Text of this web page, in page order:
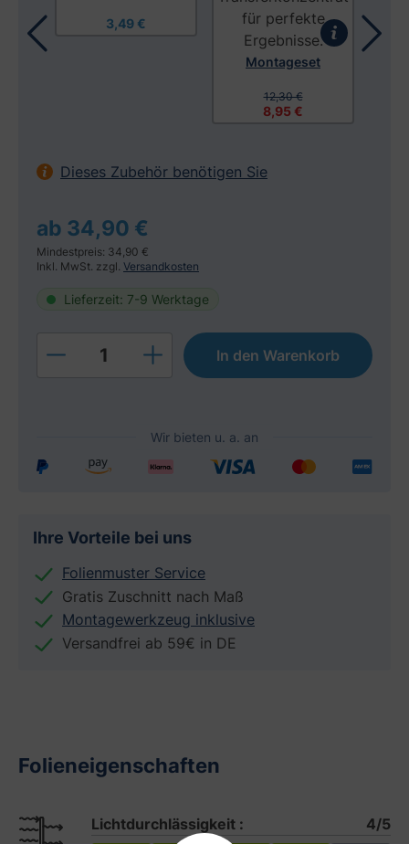
3,49 €
Montageset
8,95 €
12,30 €
Dieses Zubehör benötigen Sie
ab 34,90 €
Mindestpreis: 34,90 €
Inkl. MwSt. zzgl. Versandkosten
Lieferzeit: 7-9 Werktage
Produkt Anzahl: Gib denIn den Warenkorb
Ihre Vorteile bei uns
Folienmuster Service
Gratis Zuschnitt nach Maß
Montagewerkzeug inklusive
Versandfrei ab 59€ in DE
Folieneigenschaften
Lichtdurchlässigkeit : 4/5